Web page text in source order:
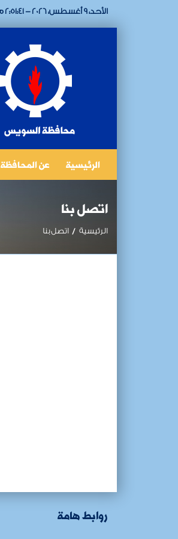
الأحد، 9 أغسطس، 2026 - 2:51:41 م
الرئيسية عن المحافظة
اتصل بنا
الرئيسية اتصل بنا
روابط هامة